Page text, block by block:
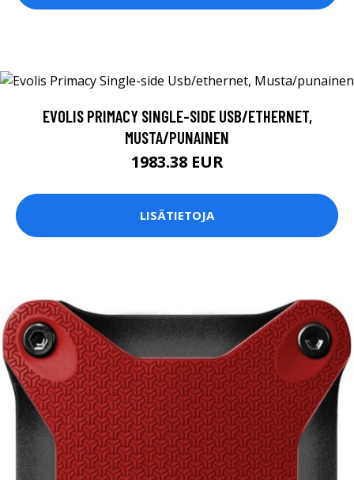
EVOLIS PRIMACY SINGLE-SIDE USB/ETHERNET,
MUSTA/PUNAINEN
1983.38 EUR
LISÄTIETOJA